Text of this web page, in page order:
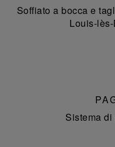
Soffiato a bocca e
Louis-
Sistema